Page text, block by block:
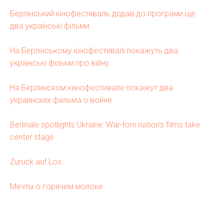
Берлінський кінофестиваль додав до програми ще
два українські фільми
На Берлінському кінофестивалі покажуть два
українські фільми про війну
На Берлинском кинофестивале покажут два
украинских фильма о войне
Berlinale spotlights Ukraine: War-torn nation’s films take
center stage
Zurück auf Los
Мечты о горячем молоке